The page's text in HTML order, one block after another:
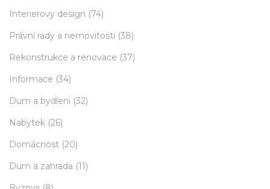
Interierovy design (74)
Právní rady a nemovitosti (38)
Rekonstrukce a renovace (37)
Informace (34)
Dum a bydleni (32)
Nabytek (26)
Domácnost (20)
Dum a zahrada (11)